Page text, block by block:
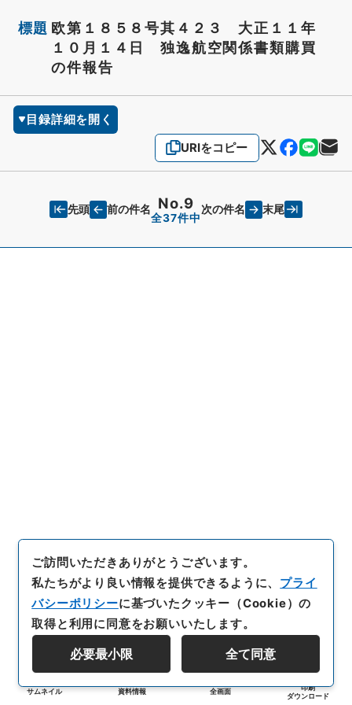
標題 欧第１８５８号其４２３ 大正１１年
１０月１４日 独逸航空関係書類購買
の件報告
目録詳細を開く
URIをコピー
先頭 前の件名 No.9
全37件中
次の件名 末尾
サムネイル 資料情報 全画面
印刷
ダウンロード
ご訪問いただきありがとうございます。
私たちがより良い情報を提供できるように、 プライ
バシーポリシーに基づいたクッキー（Cookie）の
取得と利用に同意をお願いいたします。
必要最小限 全て同意